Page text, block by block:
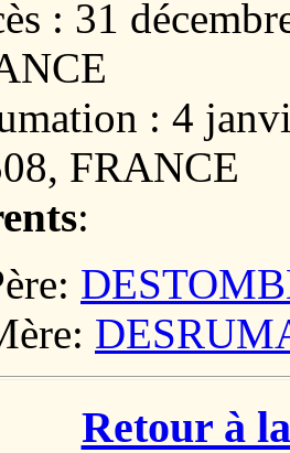
: 31
: 4
FRANCE
:
Retour à